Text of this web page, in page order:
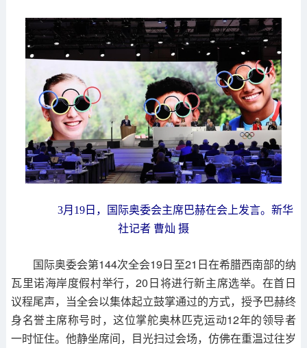
3月19日，国际奥委会主席巴赫在会上发言。新华
社记者 曹灿 摄
国际奥委会第144次全会19日至21日在希腊西南部的纳
瓦里诺海岸度假村举行，20日将进行新主席选举。在首日
议程尾声，当全会以集体起立鼓掌通过的方式，授予巴赫终
身名誉主席称号时，这位掌舵奥林匹克运动12年的领导者
一时怔住。他静坐席间，目光扫过会场，仿佛在重温过往岁